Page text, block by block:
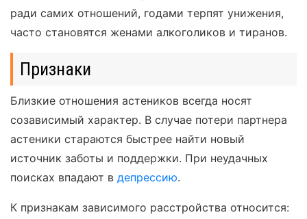
ради самих отношений, годами терпят унижения,
часто становятся женами алкоголиков и тиранов.
Признаки
Близкие отношения астеников всегда носят
созависимый характер. В случае потери партнера
астеники стараются быстрее найти новый
источник заботы и поддержки. При неудачных
поисках впадают в депрессию.
К признакам зависимого расстройства относится: